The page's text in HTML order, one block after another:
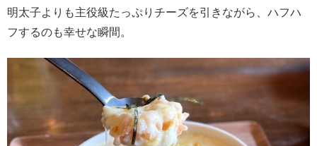
明太子よりも主役級たっぷりチーズを引きながら、ハフハ
フするのも幸せな瞬間。